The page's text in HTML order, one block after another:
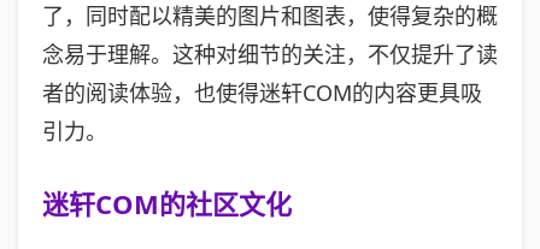
了，同时配以精美的图片和图表，使得复杂的概
念易于理解。这种对细节的关注，不仅提升了读
者的阅读体验，也使得迷轩COM的内容更具吸
引力。
迷轩COM的社区文化